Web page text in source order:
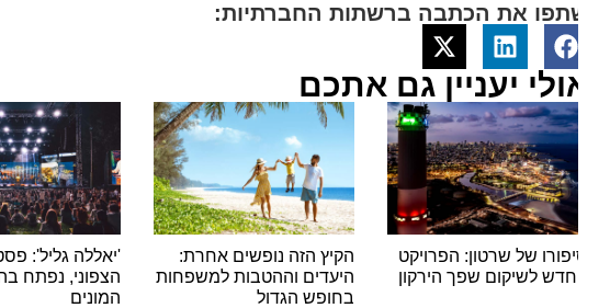
את הכתבה ברשתות החברתיות:
יעניין גם אתכם
של שרטון: הפרויקט
לשיקום שפך הירקון
הקיץ הזה נופשים אחרת:
היעדים וההטבות למשפחות
בחופש הגדול
'יאללה גליל':
הצפוני, נפתח
המונים